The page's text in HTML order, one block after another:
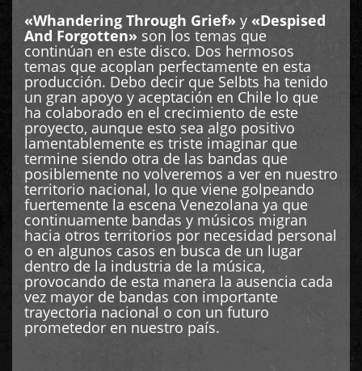
«Whandering Through Grief» y «Despised
And Forgotten» son los temas que
continúan en este disco. Dos hermosos
temas que acoplan perfectamente en esta
producción. Debo decir que Selbts ha tenido
un gran apoyo y aceptación en Chile lo que
ha colaborado en el crecimiento de este
proyecto, aunque esto sea algo positivo
lamentablemente es triste imaginar que
termine siendo otra de las bandas que
posiblemente no volveremos a ver en nuestro
territorio nacional, lo que viene golpeando
fuertemente la escena Venezolana ya que
continuamente bandas y músicos migran
hacia otros territorios por necesidad personal
o en algunos casos en busca de un lugar
dentro de la industria de la música,
provocando de esta manera la ausencia cada
vez mayor de bandas con importante
trayectoria nacional o con un futuro
prometedor en nuestro país.